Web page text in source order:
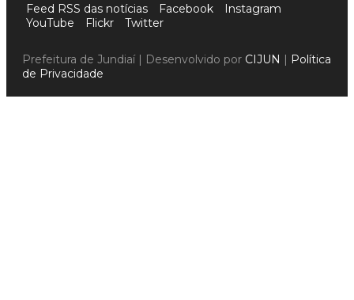
Feed RSS das notícias Facebook
Instagram
YouTube
Flickr Twitter
Prefeitura de Jundiaí | Desenvolvido por CIJUN | Política
de Privacidade